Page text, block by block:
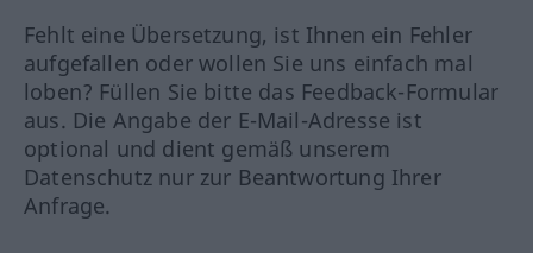
Fehlt eine Übersetzung, ist Ihnen ein Fehler
aufgefallen oder wollen Sie uns einfach mal
loben? Füllen Sie bitte das Feedback-Formular
aus. Die Angabe der E-Mail-Adresse ist
optional und dient gemäß unserem
Datenschutz nur zur Beantwortung Ihrer
Anfrage.